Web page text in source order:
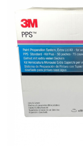
Protectie piele
Protectie vizuala
Vopsire
Sisteme si pahare PPS
Pahare de amestec
Curatare
Tinichigerie